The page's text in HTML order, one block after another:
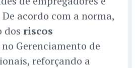
acordo com a norma,
dos riscos
no Gerenciamento de
reforçando a